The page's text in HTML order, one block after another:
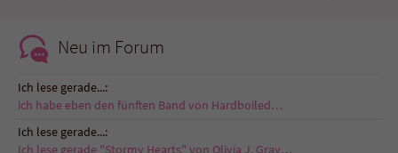
Neu im Forum
Ich lese gerade...:
ich habe eben den fünften Band von Hardboiled…
Ich lese gerade...:
Ich lese gerade "Stormy Hearts" von Olivia J. Gray…